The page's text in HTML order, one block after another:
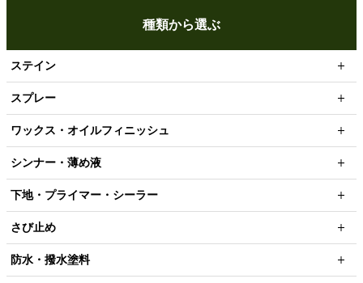
種類から選ぶ
ステイン
スプレー
ワックス・オイルフィニッシュ
シンナー・薄め液
下地・プライマー・シーラー
さび止め
防水・撥水塗料